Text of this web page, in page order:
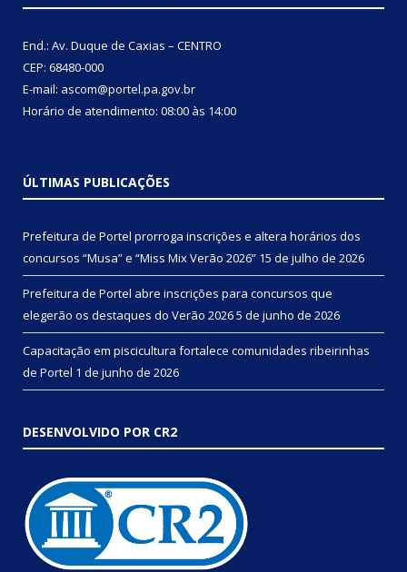
End.: Av. Duque de Caxias – CENTRO
CEP: 68480-000
E-mail: ascom@portel.pa.gov.br
Horário de atendimento: 08:00 às 14:00
ÚLTIMAS PUBLICAÇÕES
Prefeitura de Portel prorroga inscrições e altera horários dos
concursos “Musa” e “Miss Mix Verão 2026” 15 de julho de 2026
Prefeitura de Portel abre inscrições para concursos que
elegerão os destaques do Verão 20265 de junho de 2026
Capacitação em piscicultura fortalece comunidades ribeirinhas
de Portel 1 de junho de 2026
DESENVOLVIDO POR CR2